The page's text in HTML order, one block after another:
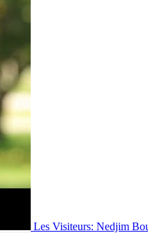
Les Visiteurs: Nedjim